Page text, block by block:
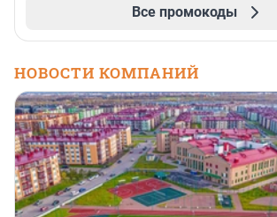
Все промокоды
НОВОСТИ КОМПАНИЙ